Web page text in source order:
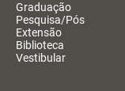
Graduação
Pesquisa/Pós
Extensão
Biblioteca
Vestibular